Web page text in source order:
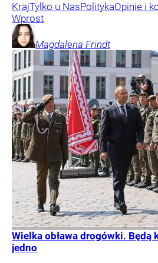
KrajTylko u NasPolitykaOpinie i
Wprost
Magdalena Frindt
Wielka obława drogówki.
jedno